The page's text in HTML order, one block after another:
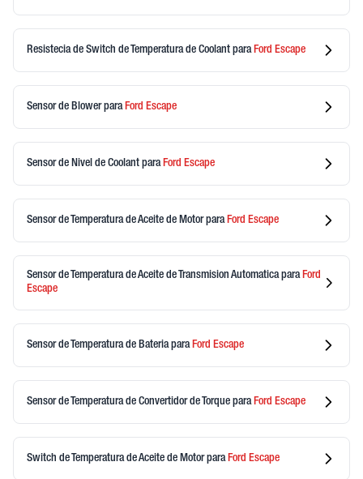
Resistecia de Switch de Temperatura de Coolant para Ford Escape
Sensor de Blowerpara Ford Escape
Sensor de Nivel de Coolant para Ford Escape
Sensor de Temperatura de Aceite de Motorpara Ford Escape
Sensor de Temperatura de Aceite de Transmision Automatica paraFord
Escape
Sensor de Temperatura de Bateriapara Ford Escape
Sensor de Temperatura de Convertidor de Torque para Ford Escape
Switch de Temperatura de Aceite de Motorpara Ford Escape